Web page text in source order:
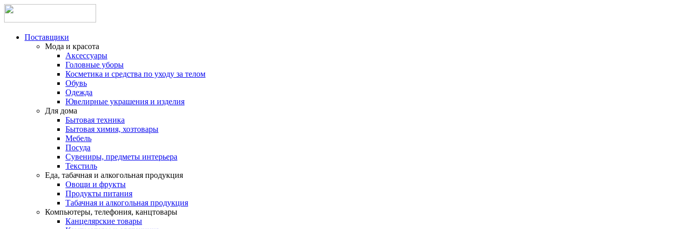
Поставщики
Мода и красота
Аксессуары
Головные уборы
Косметика и средства по уходу за телом
Обувь
Одежда
Ювелирные украшения и изделия
Для дома
Бытовая техника
Бытовая химия, хозтовары
Мебель
Посуда
Сувениры, предметы интерьера
Текстиль
Еда, табачная и алкогольная продукция
Овощи и фрукты
Продукты питания
Табачная и алкогольная продукция
Компьютеры, телефония, канцтовары
Канцелярские товары